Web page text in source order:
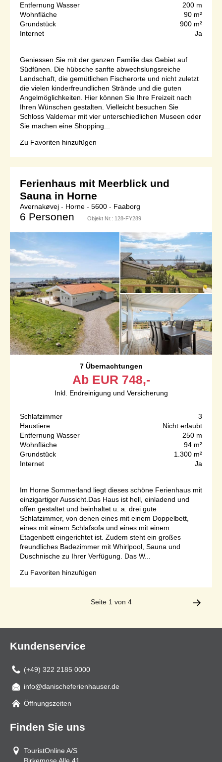
Entfernung Wasser
200 m
Wohnfläche
90 m²
Grundstück
900 m²
Internet
Ja
Geniessen Sie mit der ganzen Familie das Gebiet auf
Südfünen. Die hübsche sanfte abwechslungsreiche
Landschaft, die gemütlichen Fischerorte und nicht zuletzt
die vielen kinderfreundlichen Strände und die guten
Angelmöglichkeiten. Hier können Sie Ihre Freizeit nach
Ihren Wünschen gestalten. Vielleicht besuchen Sie
Schloss Valdemar mit vier unterschiedlichen Museen oder
Sie machen eine Shopping...
Zu Favoriten hinzufügen
Ferienhaus mit Meerblick und
Sauna in Horne
Avernakøvej - Horne - 5600 - Faaborg
6 Personen Objekt Nr.: 128-FY289
7 Übernachtungen
Ab EUR 748,-
Inkl. Endreinigung und Versicherung
Schlafzimmer
3
Haustiere
Nicht erlaubt
Entfernung Wasser
250 m
Wohnfläche
94 m²
Grundstück
1.300 m²
Internet
Ja
Im Horne Sommerland liegt dieses schöne Ferienhaus mit
einzigartiger Aussicht.Das Haus ist hell, einladend und
offen gestaltet und beinhaltet u. a. drei gute
Schlafzimmer, von denen eines mit einem Doppelbett,
eines mit einem Schlafsofa und eines mit einem
Etagenbett eingerichtet ist. Zudem steht ein großes
freundliches Badezimmer mit Whirlpool, Sauna und
Duschnische zu Ihrer Verfügung. Das W...
Zu Favoriten hinzufügen
Seite 1 von 4
Kundenservice
(+49) 322 2185 0000
Mail
info@danischeferienhauser.de
Öffnungszeiten
Finden Sie uns
TouristOnline A/S